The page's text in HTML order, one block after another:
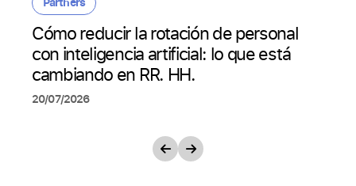
Cómo reducir la rotación de personal
con inteligencia artificial: lo que está
cambiando en RR. HH.
20/07/2026